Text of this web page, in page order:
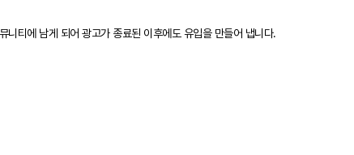
니티에 남게 되어 광고가 종료된 이후에도 유입을 만들어 냅니다.